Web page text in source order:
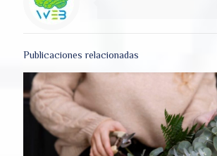
Publicaciones relacionadas